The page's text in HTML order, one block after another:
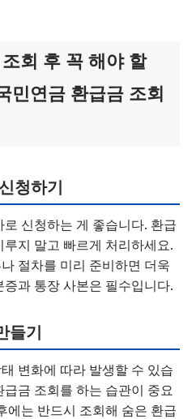
회 후 꼭 해야 할
민연금 환급금 조회
청하기
신청하는 게 좋습니다. 환급
지 말고 빠르게 처리하세요.
절차를 미리 준비하면 더욱
과 통장 사본은 필수입니다.
들기
변화에 따라 발생할 수 있습
금 조회를 하는 습관이 중요
에는 반드시 조회해 숨은 환급